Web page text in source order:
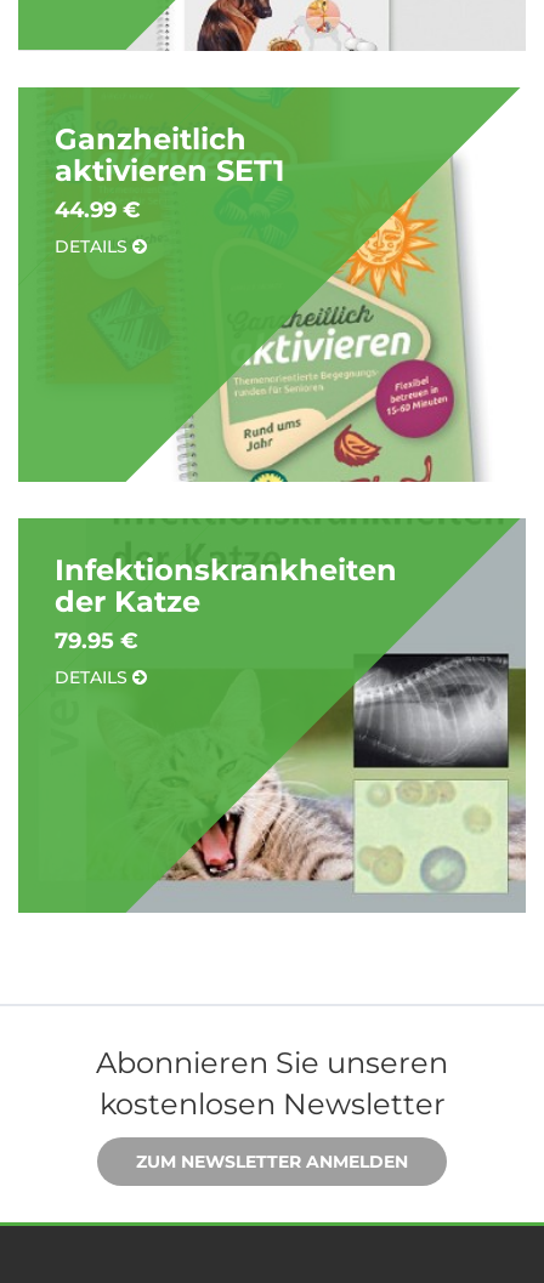
Ganzheitlich
aktivieren SET1
44.99 €
DETAILS
Infektionskrankheiten
der Katze
79.95 €
DETAILS
Abonnieren Sie unseren
kostenlosen Newsletter
ZUM NEWSLETTER ANMELDEN